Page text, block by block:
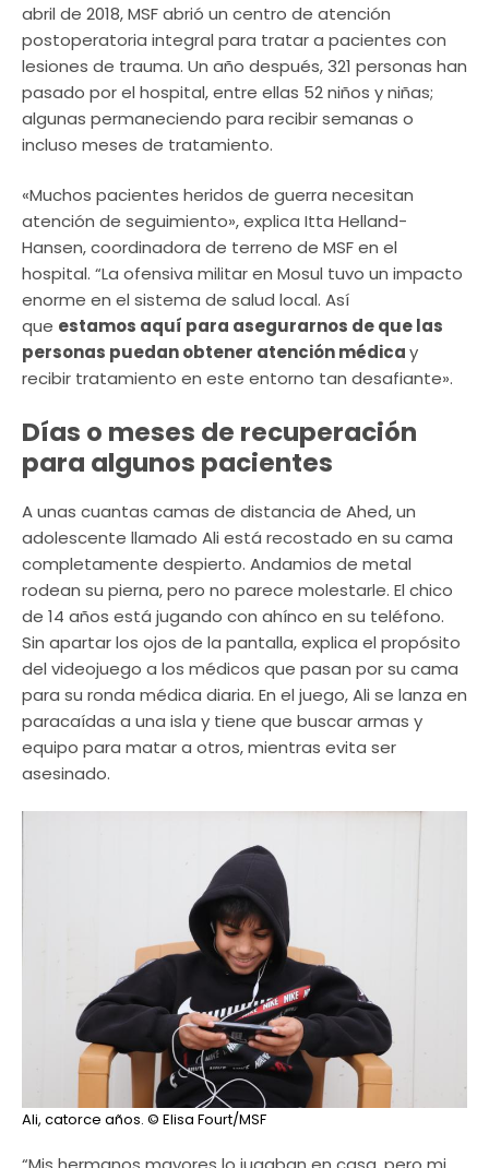
abril de 2018, MSF abrió un centro de atención
postoperatoria integral para tratar a pacientes con
lesiones de trauma. Un año después, 321 personas han
pasado por el hospital, entre ellas 52 niños y niñas;
algunas permaneciendo para recibir semanas o
incluso meses de tratamiento.
«Muchos pacientes heridos de guerra necesitan
atención de seguimiento», explica Itta Helland-
Hansen, coordinadora de terreno de MSF en el
hospital. “La ofensiva militar en Mosul tuvo un impacto
enorme en el sistema de salud local. Así
que estamos aquí para asegurarnos de que las
personas puedan obtener atención médicay
recibir tratamiento en este entorno tan desafiante».
Días o meses de recuperación
para algunos pacientes
A unas cuantas camas de distancia de Ahed, un
adolescente llamado Ali está recostado en su cama
completamente despierto. Andamios de metal
rodean su pierna, pero no parece molestarle. El chico
de 14 años está jugando con ahínco en su teléfono.
Sin apartar los ojos de la pantalla, explica el propósito
del videojuego a los médicos que pasan por su cama
para su ronda médica diaria. En el juego, Ali se lanza en
paracaídas a una isla y tiene que buscar armas y
equipo para matar a otros, mientras evita ser
asesinado.
Ali, catorce años. © Elisa Fourt/MSF